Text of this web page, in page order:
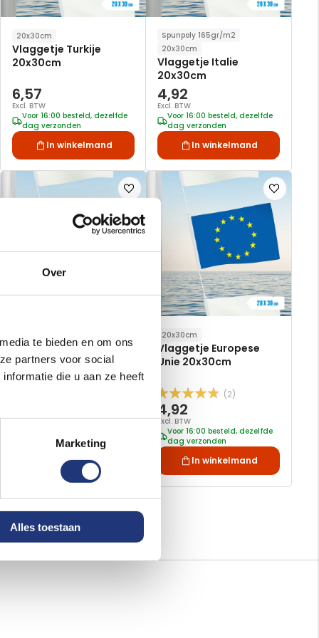
Over
te bieden en om ons
partners voor social
die u aan ze heeft
Marketing
Alles toestaan
20x30cm
Vlaggetje Turkije
20x30cm
6,57
Excl. BTW
Voor 16:00 besteld, dezelfde
dag verzonden
In winkelmand
Spunpoly 165gr/m2
20x30cm
Vlaggetje Italie
20x30cm
4,92
Excl. BTW
Voor 16:00 besteld, dezelfde
dag verzonden
In winkelmand
Voeg
toe
aan
verlanglijst
20x30cm
Vlaggetje Schotland
20x30cm
Excl. BTW
dag verzonden
In winkelmand
Voeg
toe
aan
verlanglijst
20x30cm
Vlaggetje Europese
Unie 20x30cm
Waardering:
90
% of100
(2)
4,92
Excl. BTW
Voor 16:00 besteld, dezelfde
dag verzonden
In winkelmand